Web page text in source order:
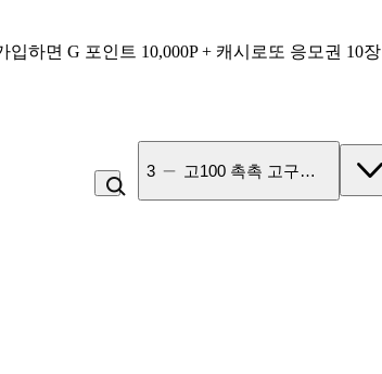
입하면 G 포인트 10,000P + 캐시로또 응모권 10장
4 비_플레인 쿽